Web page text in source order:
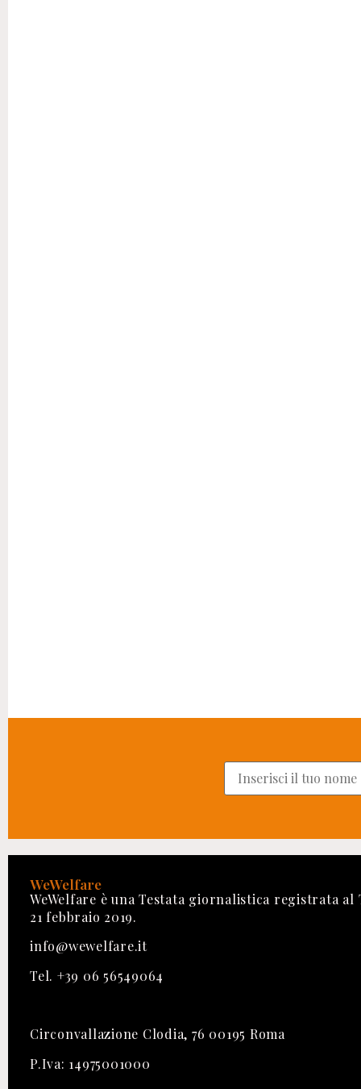
WeWelfare
WeWelfare è una Testata giornalistica registrata al
21 febbraio 2019.
info@wewelfare.it
Tel. +39 06 56549064
Circonvallazione Clodia, 76 00195 Roma
P.Iva: 14975001000